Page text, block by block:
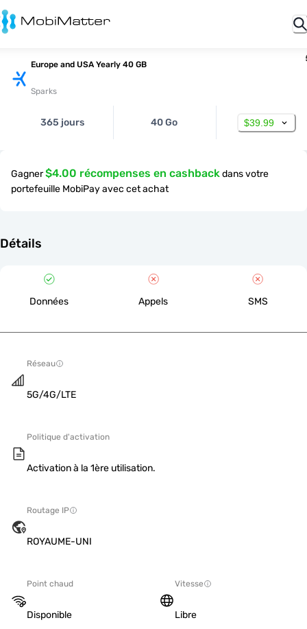
Europe and USA Yearly 40 GB
Sparks
365 jours 40 Go $39.99
Gagner$4.00 récompenses en cashbackdans votre
portefeuille MobiPay avec cet achat
Détails
Données Appels SMS
Réseau
5G/4G/LTE
Politique d'activation
Activation à la 1ère utilisation.
Routage IP
ROYAUME-UNI
Point chaud
Disponible
Vitesse
Libre